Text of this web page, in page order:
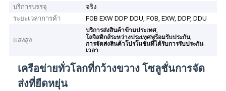
บริการบรรจุ
จริง
ระยะเวลาการค้า
FOB EXW DDP DDU, FOB, EXW, DDP, DDU
แสงสูง:
บริการส่งสินค้าข้ามประเทศ,
โลจิสติกส์ระหว่างประเทศพร้อมรับประกัน,
การจัดส่งสินค้าโปรโมชั่นที่ได้รับการรับประกัน
เวลา
เครือข่ายทั่วโลกที่กว้างขวาง โซลูชั่นการจัด
ส่งที่ยืดหยุ่น